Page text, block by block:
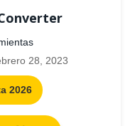
28, 2023
2026